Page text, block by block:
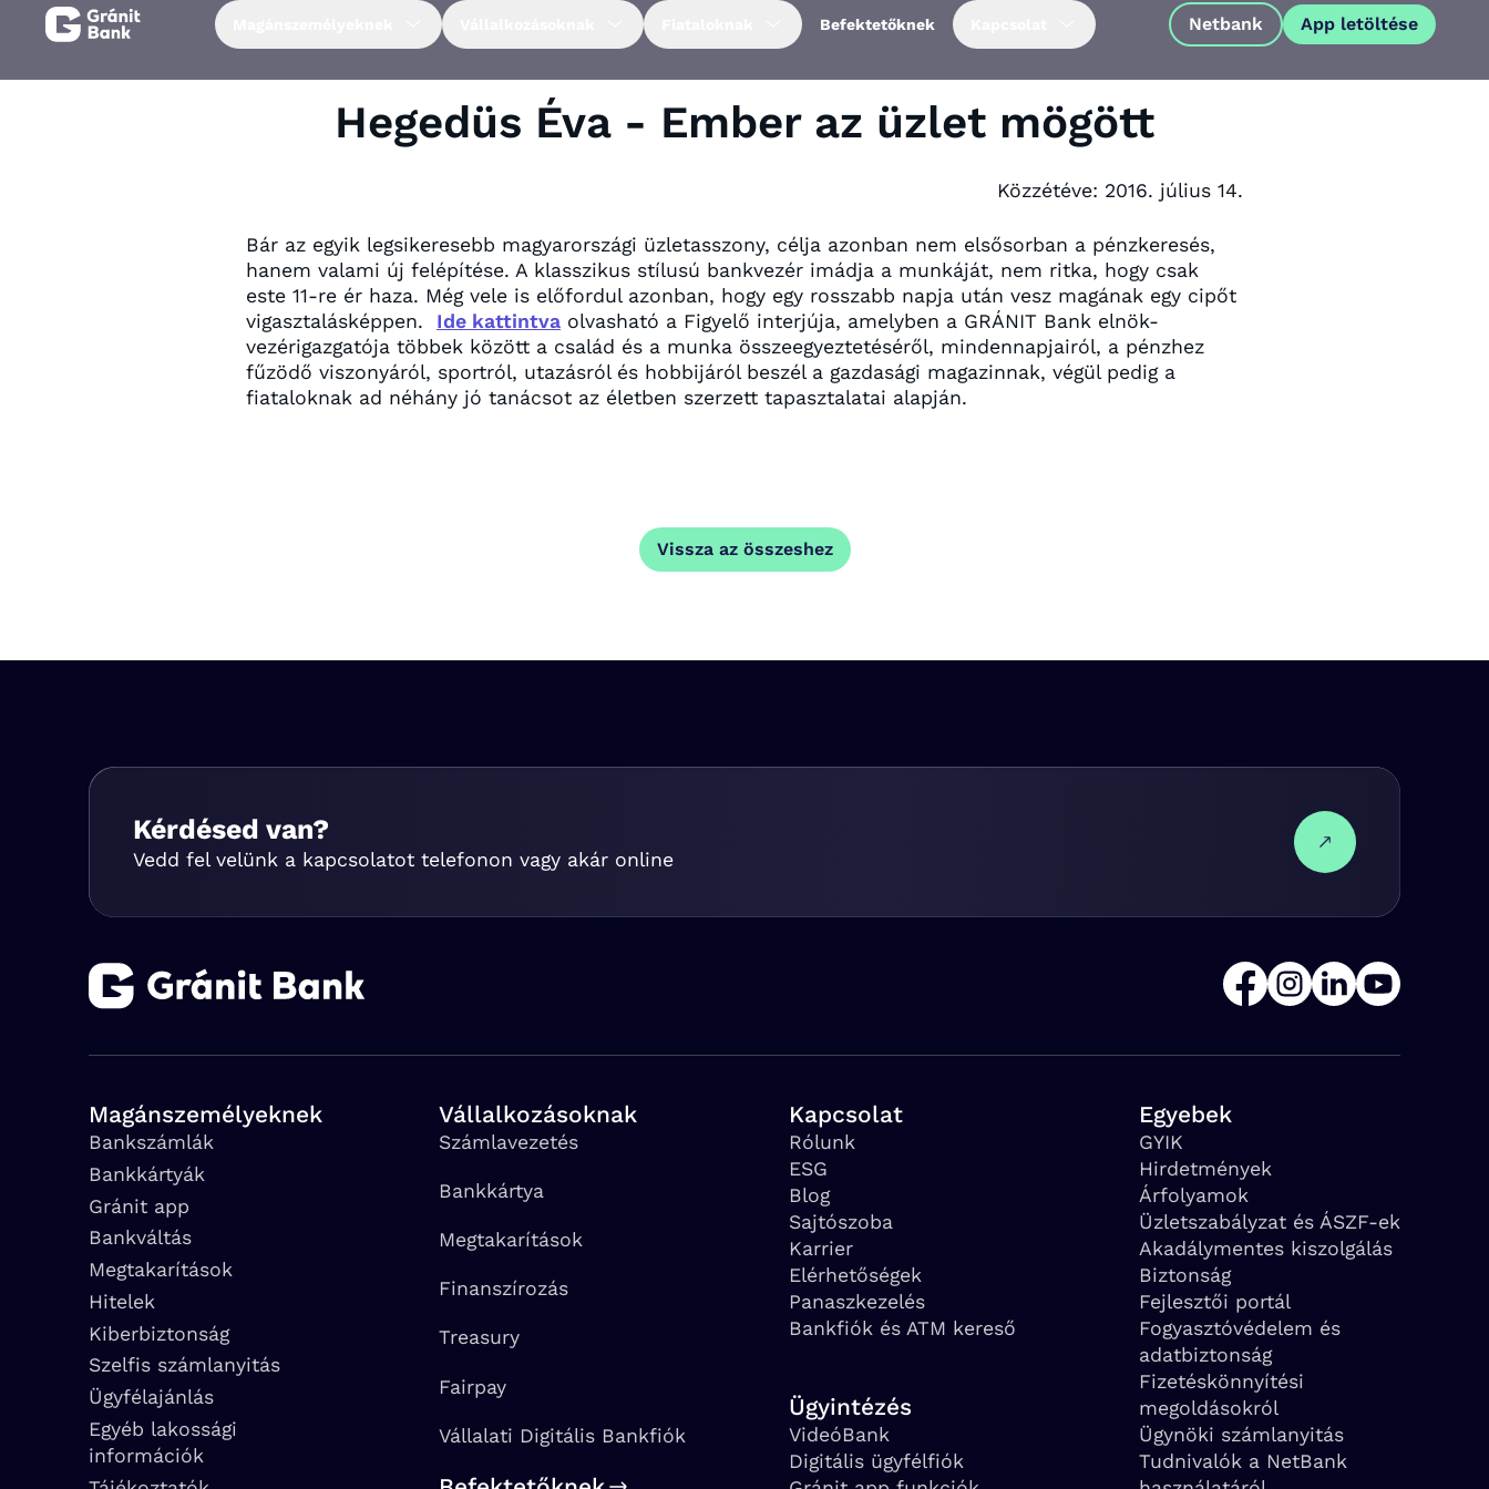
Befektetőknek Netbank App letöltése
Hegedüs Éva - Ember az üzlet mögött
Közzétéve: 2016. július 14.
Bár az egyik legsikeresebb magyarországi üzletasszony, célja azonban nem elsősorban a pénzkeresés,
hanem valami új felépítése. A klasszikus stílusú bankvezér imádja a munkáját, nem ritka, hogy csak
este 11-re ér haza. Még vele is előfordul azonban, hogy egy rosszabb napja után vesz magának egy cipőt
vigasztalásképpen.
Ide kattintva olvasható a Figyelő interjú​ja, amelyben a GRÁNIT Bank elnök-
vezérigazgatója többek között a család és a munka összeegyeztetéséről, mindennapjairól, a pénzhez
fűzödő viszonyáról, sportról, utazásról és hobbijáról beszél a gazdasági magazinnak, végül pedig a
fiataloknak ad néhány jó tanácsot az életben szerzett tapasztalatai alapján.
Vissza az összeshez
Kérdésed van?
Vedd fel velünk a kapcsolatot telefonon vagy akár online
Magánszemélyeknek
Bankszámlák
Bankkártyák
Gránit app
Bankváltás
Megtakarítások
Hitelek
Kiberbiztonság
Szelfis számlanyitás
Ügyfélajánlás
Egyéb lakossági
információk
Vállalkozásoknak
Számlavezetés
Bankkártya
Megtakarítások
Finanszírozás
Treasury
Fairpay
Vállalati Digitális Bankfiók
Kapcsolat
Rólunk
ESG
Blog
Sajtószoba
Karrier
Elérhetőségek
Panaszkezelés
Bankfiók és ATM kereső
Ügyintézés
VideóBank
Digitális ügyfélfiók
Egyebek
GYIK
Hirdetmények
Árfolyamok
Üzletszabályzat és ÁSZF-ek
Akadálymentes kiszolgálás
Biztonság
Fejlesztői portál
Fogyasztóvédelem és
adatbiztonság
Fizetéskönnyítési
megoldásokról
Ügynöki számlanyitás
Tudnivalók a NetBank